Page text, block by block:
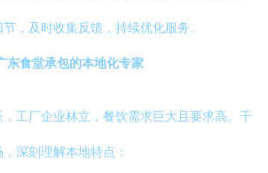
，及时收集反馈，持续优化服务。
东食堂承包的本地化专家
，工厂企业林立，餐饮需求巨大且要求高。千
深刻理解本地特点：